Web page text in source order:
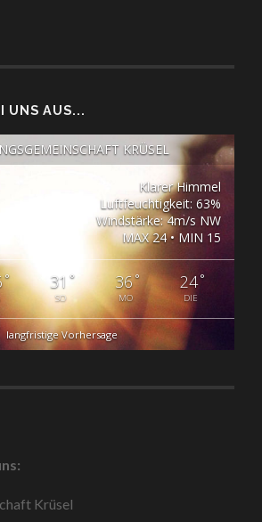
UNS AUS...
KRÜSEL
Klarer Himmel
Luftfeuchtigkeit: 63%
Windstärke: 4m/s NW
MAX 24 • MIN 15
° 31 °
SO
36°
MO
24 °
DIE
langfristige Vorhersage
Krüsel